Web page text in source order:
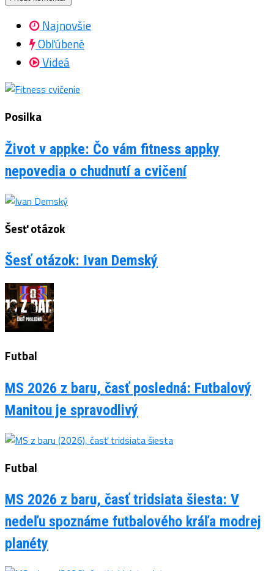
Najnovšie
Obľúbené
Videá
Posilka
Život v appke: Čo vám fitness appky
nepovedia o chudnutí a cvičení
Šesť otázok
Šesť otázok: Ivan Demský
Futbal
MS 2026 z baru, časť posledná: Futbalový
Manitou je spravodlivý
Futbal
MS 2026 z baru, časť tridsiata šiesta: V
nedeľu spoznáme futbalového kráľa modrej
planéty